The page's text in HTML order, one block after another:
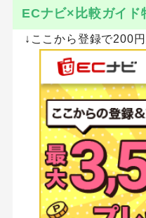
ECナビ×比較ガイド
↓ここから登録で200円